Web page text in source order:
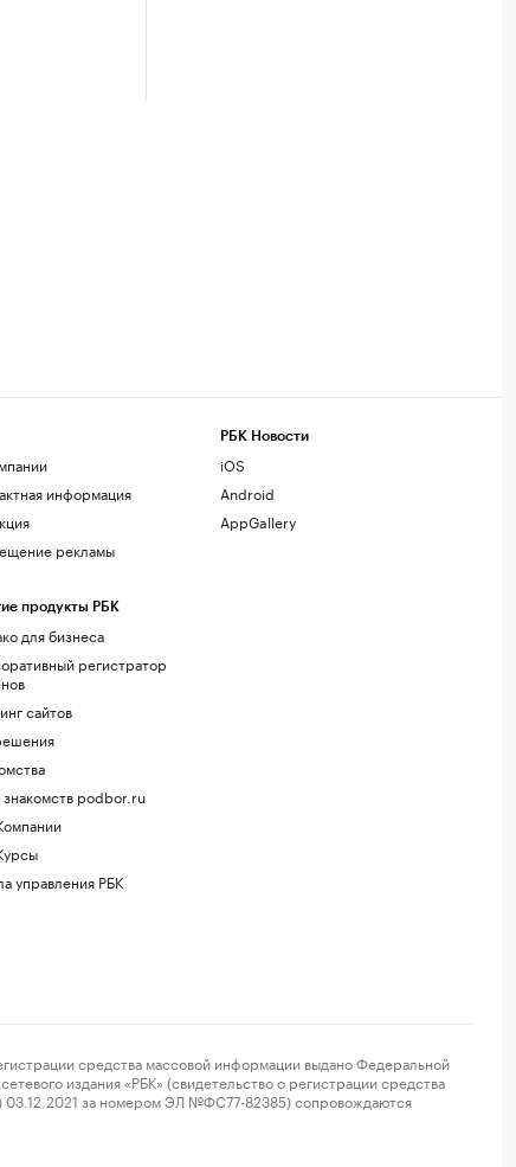
информация
рекламы
продукты РБК
для бизнеса
регистратор
сайтов
podbor.ru
управления РБК
РБК Новости
iOS
Android
AppGallery
средства массовой информации выдано Федеральной
издания «РБК» (свидетельство о регистрации средства
03.12.2021 за номером ЭЛ №ФС77-82385) сопровождаются